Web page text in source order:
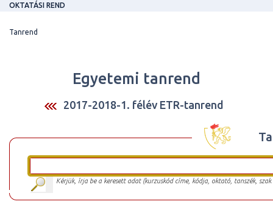
OKTATÁSI REND
Tanrend
Egyetemi tanrend
2017-2018-1. félév ETR-tanrend
Kérjük, írja be a keresett adat (kurzuskód címe, kódja, oktató, tanszék,